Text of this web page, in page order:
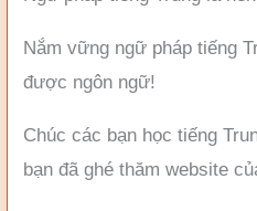
Nắm vững ngữ pháp tiếng
được ngôn ngữ!
Chúc các bạn học tiếng
bạn đã ghé thăm website